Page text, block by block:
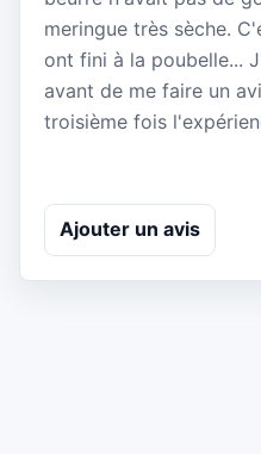
meringue très sèche.
ont fini à la poubelle...
avant de me faire un
troisième fois
Ajouter un avis